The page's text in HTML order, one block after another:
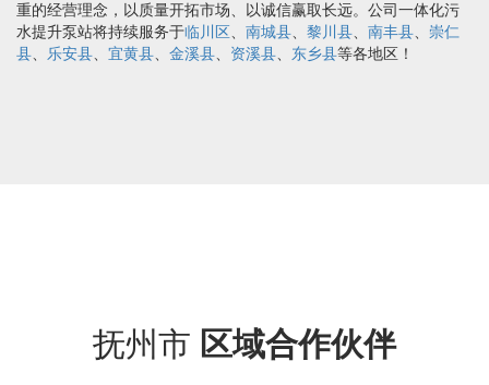
重的经营理念，以质量开拓市场、以诚信赢取长远。公司一体化污
水提升泵站将持续服务于临川区、 南城县、 黎川县、 南丰县、 崇仁
县、 乐安县、 宜黄县、 金溪县、 资溪县、 东乡县等各地区！
抚州市 区域合作伙伴